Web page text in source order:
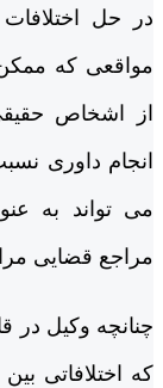
در حل
مواقعی که
از اشخاص
انجام داوری
می تواند به
مراجع قضایی
چنانچه وکیل در
که اختلافاتی